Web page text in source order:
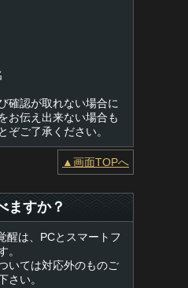
確認が取れない場合に
お伝え出来ない場合も
ぞご了承ください。
▲画面TOPへ
ますか？
醒は、PCとスマートフ
。
いては対応外のものご
さい。